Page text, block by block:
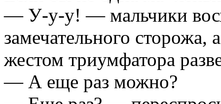
— У-у-у! — мальчики
замечательного сторожа,
жестом триумфатора
— А еще раз можно?